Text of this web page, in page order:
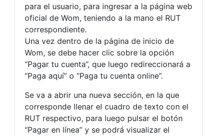
para el usuario, para ingresar a la página web
oficial de Wom, teniendo a la mano el RUT
correspondiente.
Una vez dentro de la página de inicio de
Wom, se debe hacer clic sobre la opción
“Pagar tu cuenta”, que luego redireccionará a
“Paga aquí” o “Paga tu cuenta online”.
Se va a abrir una nueva sección, en la que
corresponde llenar el cuadro de texto con el
RUT respectivo, para luego pulsar el botón
“Pagar en línea” y se podrá visualizar el